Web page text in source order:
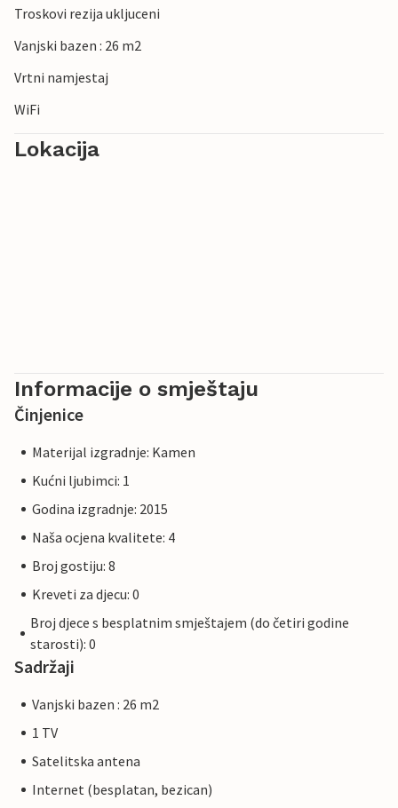
izuzetnoj prirodi koju krase mnoge zaštićene i rijetke
životinjske i biljne vrste.
Troskovi rezija ukljuceni
Vanjski bazen : 26 m2
Vrtni namjestaj
WiFi
Lokacija
Informacije o smještaju
Činjenice
Materijal izgradnje: Kamen
Kućni ljubimci: 1
Godina izgradnje: 2015
Naša ocjena kvalitete: 4
Broj gostiju: 8
Kreveti za djecu: 0
Broj djece s besplatnim smještajem (do četiri godine
starosti): 0
Sadržaji
Vanjski bazen : 26 m2
1 TV
Satelitska antena
Internet (besplatan, bezican)